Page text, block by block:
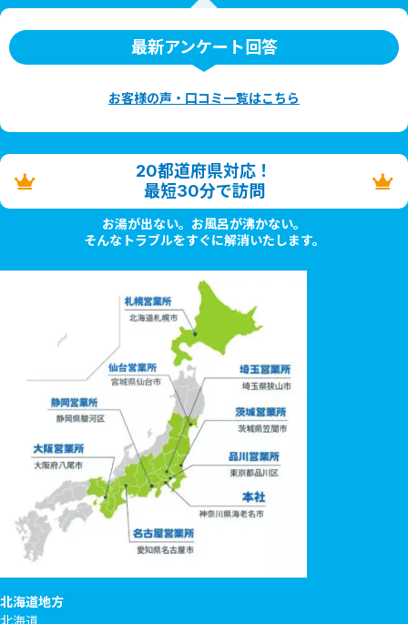
最新アンケート回答
お客様の声・口コミ一覧はこちら
20都道府県対応！
最短30分で訪問
お湯が出ない。お風呂が沸かない。
そんなトラブルをすぐに解消いたします。
北海道地方